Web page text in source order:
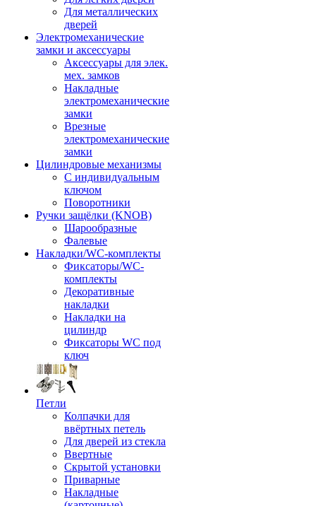
Для металлических
дверей
Электромеханические
замки и аксессуары
Аксессуары для элек.
мех. замков
Накладные
электромеханические
замки
Врезные
электромеханические
замки
Цилиндровые механизмы
С индивидуальным
ключом
Поворотники
Ручки защёлки (KNOB)
Шарообразные
Фалевые
Накладки/WC-комплекты
Фиксаторы/WC-
комплекты
Декоративные
накладки
Накладки на
цилиндр
Фиксаторы WC под
ключ
Петли
Колпачки для
ввёртных петель
Для дверей из стекла
Ввертные
Скрытой установки
Приварные
Накладные